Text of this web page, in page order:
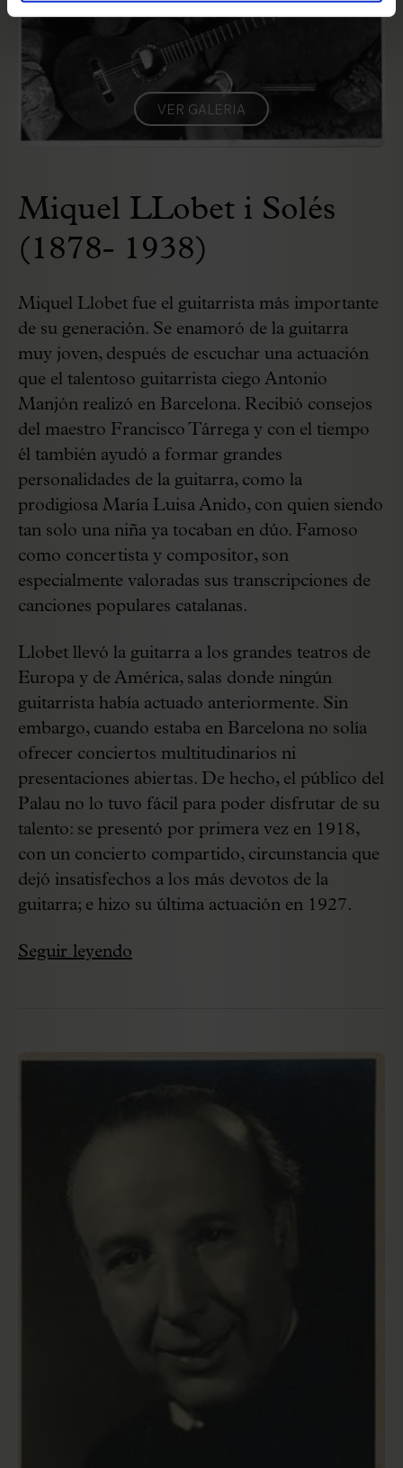
VER GALERIA
Miquel LLobet i Solés
(1878- 1938)
Miquel Llobet fue el guitarrista más importante
de su generación. Se enamoró de la guitarra
muy joven, después de escuchar una actuación
que el talentoso guitarrista ciego Antonio
Manjón realizó en Barcelona. Recibió consejos
del maestro Francisco Tárrega y con el tiempo
él también ayudó a formar grandes
personalidades de la guitarra, como la
prodigiosa María Luisa Anido, con quien siendo
tan solo una niña ya tocaban en dúo. Famoso
como concertista y compositor, son
especialmente valoradas sus transcripciones de
canciones populares catalanas.
Llobet llevó la guitarra a los grandes teatros de
Europa y de América, salas donde ningún
guitarrista había actuado anteriormente. Sin
embargo, cuando estaba en Barcelona no solía
ofrecer conciertos multitudinarios ni
presentaciones abiertas. De hecho, el público del
Palau no lo tuvo fácil para poder disfrutar de su
talento: se presentó por primera vez en 1918,
con un concierto compartido, circunstancia que
dejó insatisfechos a los más devotos de la
guitarra; e hizo su última actuación en 1927.
Seguir leyendo